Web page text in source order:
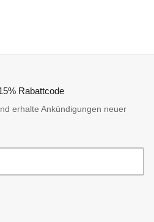
Rabattcode
erhalte Ankündigungen neuer